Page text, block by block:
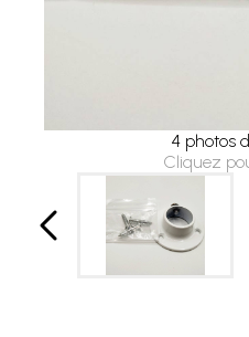
4 photos
Cliquez